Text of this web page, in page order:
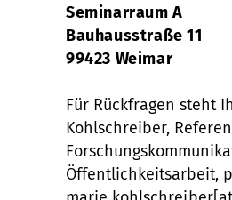
Seminarraum A
Bauhausstraße 11
99423 Weimar
Für Rückfragen steht
Kohlschreiber,
Öffentlichkeitsarbeit,